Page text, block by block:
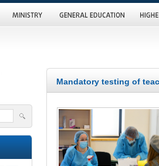
Mandatory testing of